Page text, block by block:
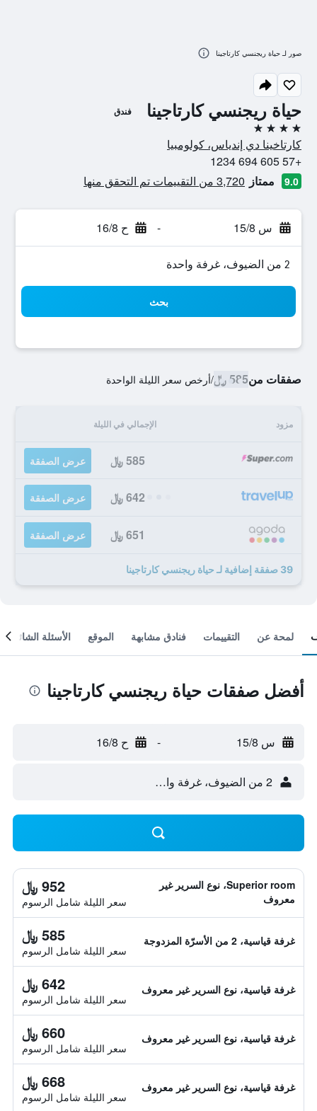
حياة ريجنسي كارتاجينا فندق
4 نجوم
كارتاخينا دي إندياس، كولومبيا
+57 605 694 1234
9.0 ممتاز 3,720 من التقييمات تم التحقق منها
س 15/8 - ح 16/8
2 من الضيوف، غرفة واحدة
بحث
صفقات من585 ﷼ /أرخص سعر الليلة الواحدة
مزود الإجمالي في الليلة
585 ﷼ عرض الصفقة
642 ﷼ عرض الصفقة
651 ﷼ عرض الصفقة
39 صفقة إضافية لـ حياة ريجنسي كارتاجينا
صور لـ حياة ريجنسي كارتاجينا
لمحة عن التقييمات فنادق مشابهة الموقع الأسئلة الشائعة
أفضل صفقات حياة ريجنسي كارتاجينا
س 15/8 - ح 16/8
2 من الضيوف، غرفة واحدة
Superior room، نوع السرير غير
معروف
952 ﷼
سعر الليلة شامل الرسوم
غرفة قياسية، 2 من الأسرّة المزدوجة 585 ﷼
سعر الليلة شامل الرسوم
غرفة قياسية، نوع السرير غير معروف 642 ﷼
سعر الليلة شامل الرسوم
غرفة قياسية، نوع السرير غير معروف 660 ﷼
سعر الليلة شامل الرسوم
غرفة قياسية، نوع السرير غير معروف 668 ﷼
سعر الليلة شامل الرسوم